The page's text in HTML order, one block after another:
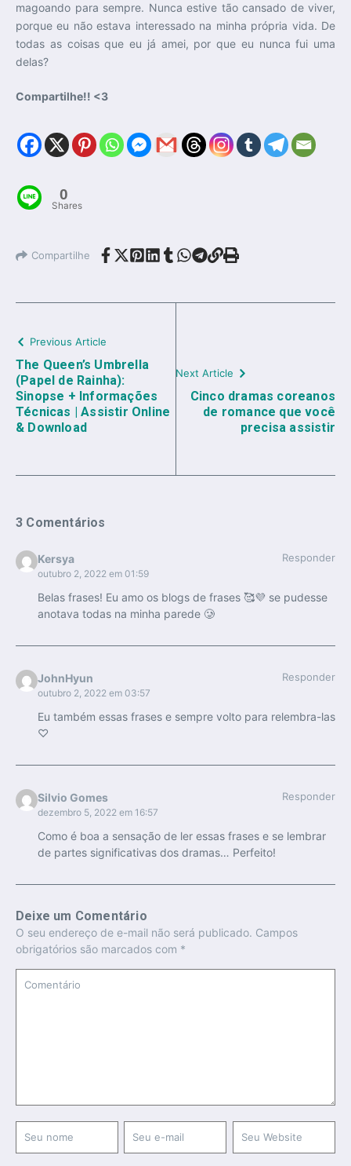
magoando para sempre. Nunca estive tão cansado de viver,
porque eu não estava interessado na minha própria vida. De
todas as coisas que eu já amei, por que eu nunca fui uma
delas?
Compartilhe!! <3
0
Shares
Compartilhe
Previous Article
The Queen’s Umbrella
(Papel de Rainha):
Sinopse + Informações
Técnicas | Assistir Online
& Download
Next Article
Cinco dramas coreanos
de romance que você
precisa assistir
3 Comentários
Kersya
outubro 2, 2022 em 01:59
Responder
Belas frases! Eu amo os blogs de frases 🥰💜 se pudesse
anotava todas na minha parede 🥲
JohnHyun
outubro 2, 2022 em 03:57
Responder
Eu também essas frases e sempre volto para relembra-las
♡
Silvio Gomes
dezembro 5, 2022 em 16:57
Responder
Como é boa a sensação de ler essas frases e se lembrar
de partes significativas dos dramas… Perfeito!
Deixe um Comentário
O seu endereço de e-mail não será publicado. Campos
obrigatórios são marcados com *